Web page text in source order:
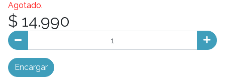
Agotado.
$ 14.990
Encargar